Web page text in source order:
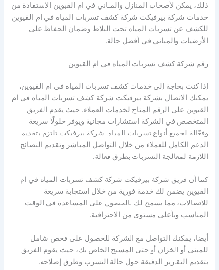
ذلك، يمكن لأصحاب المنازل والمباني في ام القيوين الاستفادة من
خدمات شركة بيرفيكت شركة كشف تسربات المياه في ام القيوين
للكشف عن تسربات المياه تحت البلاط وضمان الحفاظ على
الأرضيات والمباني في أفضل حالة.
رقم شركة كشف تسربات المياه في ام القيوين
إذا كنت بحاجة إلى خدمات كشف تسربات المياه في ام القيوين،
يمكنك الاتصال بشركة بيرفيكت شركة كشف تسربات المياه في ام
القيوين على الرقم المتاح لخدمات العملاء. حيث يقدم الفريق
المتخصص في الشركة استشارات مجانية ويوفر حلولًا سريعة
وفعّالة لجميع أنواع تسربات المياه. شركة بيرفيكت تلتزم بتقديم
الدعم الكامل للعملاء من خلال التواصل المباشر وتقديم النصائح
اللازمة لمعالجة التسربات بطرق فعالة.
كما أن فريق شركة بيرفيكت شركة كشف تسربات المياه في ام
القيوين يضمن لك خدمة فورية من خلال استجابة سريعة
للاتصالات، مما يسمح لك بالحصول على المساعدة في الوقت
المناسب وبأعلى مستوى من الاحترافية.
أيضا، يمكنك التواصل مع الشركة للحصول على فحص شامل
للمبنى أو الخزان أو حتى المسبح الخاص بك، حيث يقوم الفريق
بتقديم التقارير الدقيقة حول حالة التسرب وطرق إصلاحه.